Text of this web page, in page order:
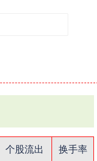
个股流出
换手率